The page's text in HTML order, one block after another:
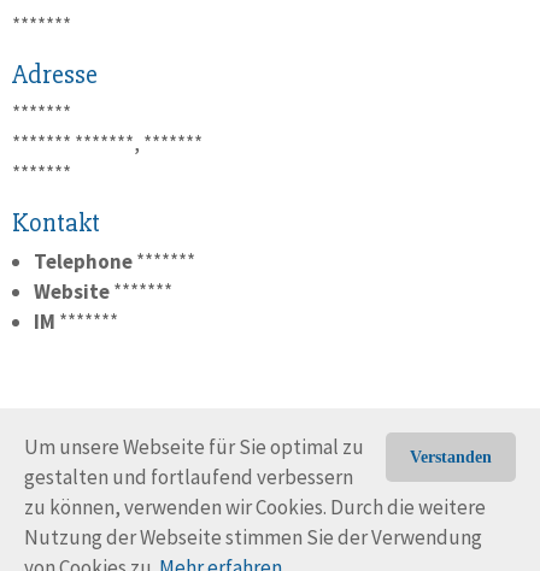
Verstanden
Um unsere Webseite für Sie optimal zu
gestalten und fortlaufend verbessern
zu können, verwenden wir Cookies. Durch die weitere
Nutzung der Webseite stimmen Sie der Verwendung
*******
Adresse
*******
******* *******, *******
*******
Kontakt
Telephone*******
Website*******
IM *******
© Trans-Ocean e.V. 2010-2026 Impressum
Nutzungsbedingungen
Rechtliche Hinweise